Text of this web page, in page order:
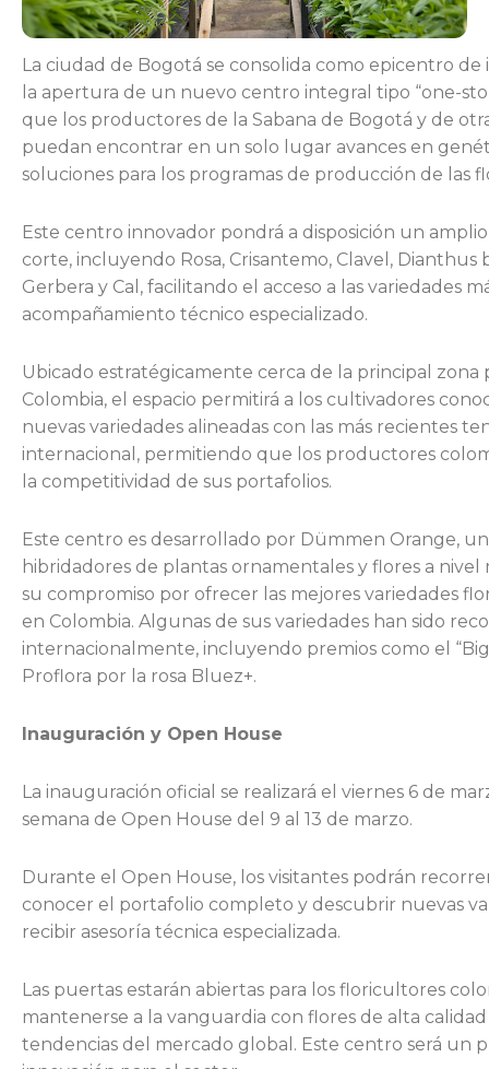
La ciudad de Bogotá se consolida como epicentro
la apertura de un nuevo centro integral tipo “one-
que los productores de la Sabana de Bogotá y de
puedan encontrar en un solo lugar avances en
soluciones para los programas de producción de las
Este centro innovador pondrá a disposición un
corte, incluyendo Rosa, Crisantemo, Clavel, Dianthus
Gerbera y Cal, facilitando el acceso a las variedades
acompañamiento técnico especializado.
Ubicado estratégicamente cerca de la principal
Colombia, el espacio permitirá a los cultivadores
nuevas variedades alineadas con las más recientes
internacional, permitiendo que los productores
la competitividad de sus portafolios.
Este centro es desarrollado por Dümmen Orange,
hibridadores de plantas ornamentales y flores a
su compromiso por ofrecer las mejores variedades
en Colombia. Algunas de sus variedades han sido
internacionalmente, incluyendo premios como el
Proflora por la rosa Bluez+.
Inauguración y Open House
La inauguración oficial se realizará el viernes 6 de
semana de Open House del 9 al 13 de marzo.
Durante el Open House, los visitantes podrán
conocer el portafolio completo y descubrir nuevas
recibir asesoría técnica especializada.
Las puertas estarán abiertas para los floricultores
mantenerse a la vanguardia con flores de alta calidad
tendencias del mercado global. Este centro será un